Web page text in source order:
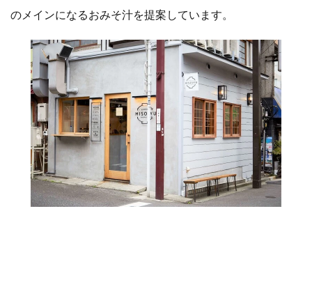
のメインになるおみそ汁を提案しています。